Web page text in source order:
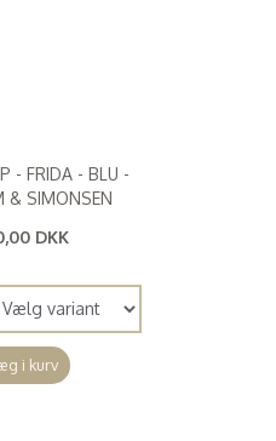
- FRIDA - BLU -
& SIMONSEN
DKK
i kurv